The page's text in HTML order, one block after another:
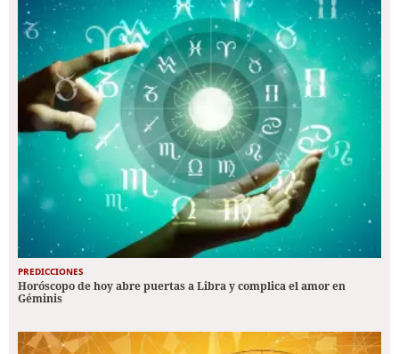
PREDICCIONES
Horóscopo de hoy abre puertas a Libra y complica el amor en
Géminis